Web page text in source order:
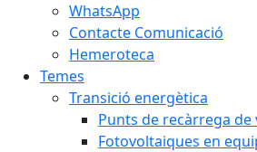
WhatsApp
Contacte Comunicació
Hemeroteca
Temes
Transició energètica
Punts de recàrrega de
Fotovoltaiques en